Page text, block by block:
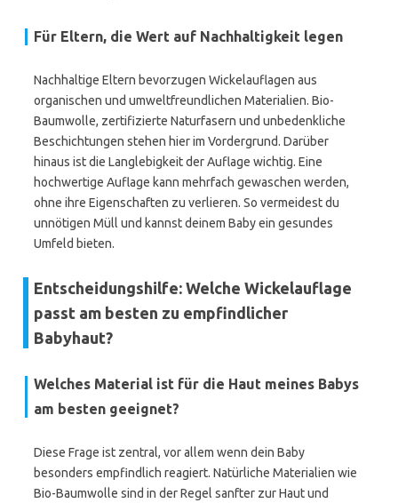
Für Eltern, die Wert auf Nachhaltigkeit legen
Nachhaltige Eltern bevorzugen Wickelauflagen aus
organischen und umweltfreundlichen Materialien. Bio-
Baumwolle, zertifizierte Naturfasern und unbedenkliche
Beschichtungen stehen hier im Vordergrund. Darüber
hinaus ist die Langlebigkeit der Auflage wichtig. Eine
hochwertige Auflage kann mehrfach gewaschen werden,
ohne ihre Eigenschaften zu verlieren. So vermeidest du
unnötigen Müll und kannst deinem Baby ein gesundes
Umfeld bieten.
Entscheidungshilfe: Welche Wickelauflage
passt am besten zu empfindlicher
Babyhaut?
Welches Material ist für die Haut meines Babys
am besten geeignet?
Diese Frage ist zentral, vor allem wenn dein Baby
besonders empfindlich reagiert. Natürliche Materialien wie
Bio-Baumwolle sind in der Regel sanfter zur Haut und